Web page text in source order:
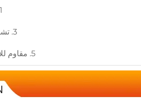
1. مقاومة للخدوش، مقاوم للماء والنار
3. تشبع عالٍ، شعور ثلاثي الأبعاد عند اللمس
5. مقاوم للانفجارات، عازل للحرارة، صديق للبيئة